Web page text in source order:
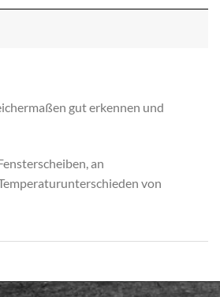
gut erkennen und
an
von